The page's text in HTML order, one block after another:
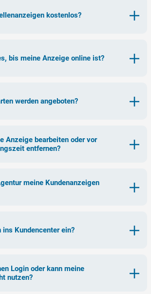
kostenlos?
bis meine Anzeige online ist?
werden angeboten?
Anzeige bearbeiten oder vor
entfernen?
meine Kundenanzeigen
Kundencenter ein?
Login oder kann meine
nutzen?